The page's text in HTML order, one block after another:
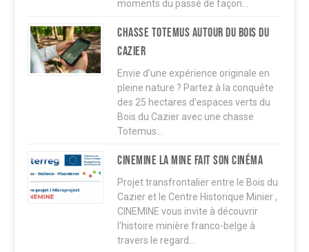
moments du passé de façon…
Chasse TOTEMUS autour du Bois du
Cazier
Envie d’une expérience originale en
pleine nature ? Partez à la conquête
des 25 hectares d’espaces verts du
Bois du Cazier avec une chasse
Totemus…
CINEMINE La mine fait son cinéma
Projet transfrontalier entre le Bois du
Cazier et le Centre Historique Minier ,
CINEMINE vous invite à découvrir
l'histoire minière franco-belge à
travers le regard…